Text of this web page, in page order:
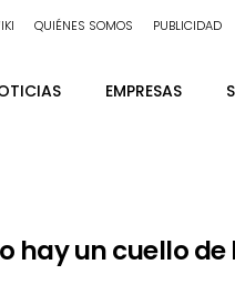
QUIÉNES SOMOS PUBLICIDAD
EMPRESAS
hay un cuello